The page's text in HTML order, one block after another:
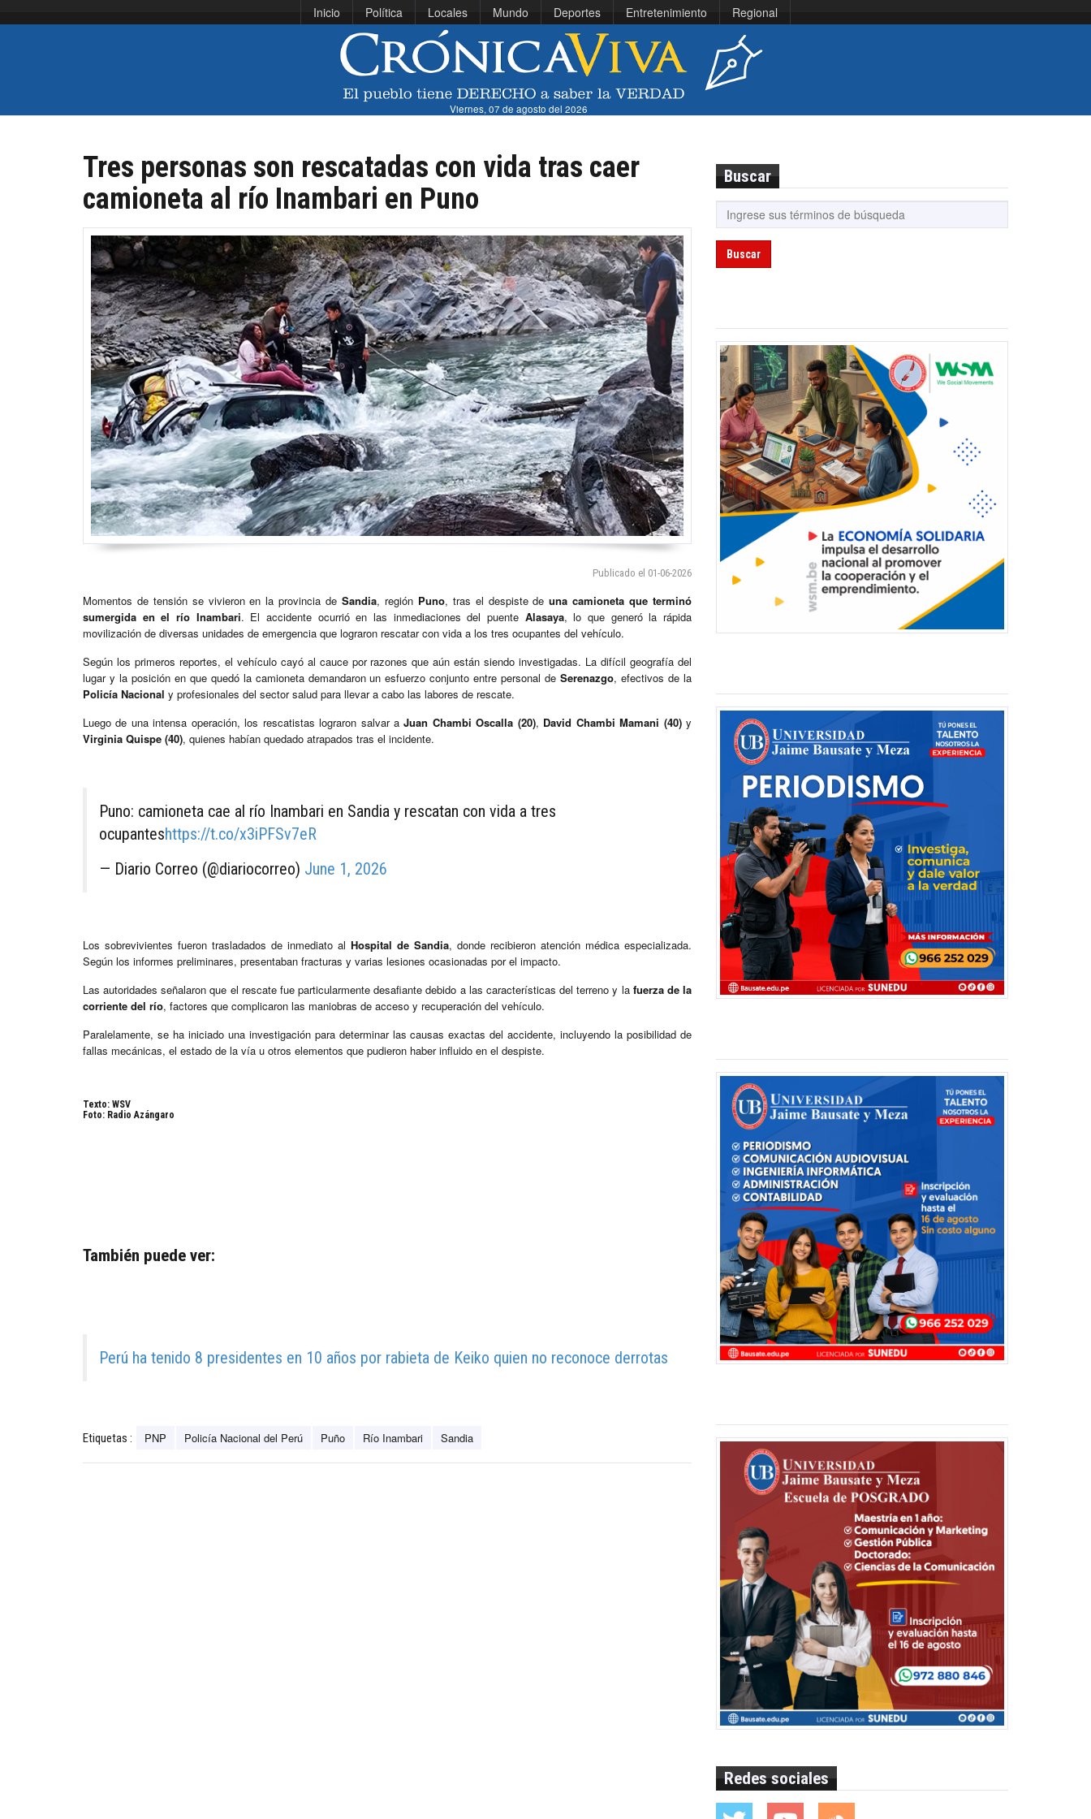
Inicio Política Locales Mundo Deportes Entretenimiento Regional
Viernes, 07 de agosto del 2026
Tres personas son rescatadas con vida tras caer
camioneta al río Inambari en Puno
Publicado el 01-06-2026
Momentos de tensión se vivieron en la provincia deSandia, región Puno, tras el despiste deuna camioneta que terminó
sumergida en el río Inambari. El accidente ocurrió en las inmediaciones del puente Alasaya, lo que generó la rápida
movilización de diversas unidades de emergencia que lograron rescatar con vida a los tres ocupantes del vehículo.
Según los primeros reportes, el vehículo cayó al cauce por razones que aún están siendo investigadas. La difícil geografía del
lugar y la posición en que quedó la camioneta demandaron un esfuerzo conjunto entre personal deSerenazgo, efectivos de la
Policía Nacional y profesionales del sector salud para llevar a cabo las labores de rescate.
Luego de una intensa operación, los rescatistas lograron salvar aJuan Chambi Oscalla (20), David Chambi Mamani (40)y
Virginia Quispe (40), quienes habían quedado atrapados tras el incidente.
Puno: camioneta cae al río Inambari en Sandia y rescatan con vida a tres
ocupanteshttps://t.co/x3iPFSv7eR
— Diario Correo (@diariocorreo) June 1, 2026
Los sobrevivientes fueron trasladados de inmediato al Hospital de Sandia, donde recibieron atención médica especializada.
Según los informes preliminares, presentaban fracturas y varias lesiones ocasionadas por el impacto.
Las autoridades señalaron que el rescate fue particularmente desafiante debido a las características del terreno y lafuerza de la
corriente del río, factores que complicaron las maniobras de acceso y recuperación del vehículo.
Paralelamente, se ha iniciado una investigación para determinar las causas exactas del accidente, incluyendo la posibilidad de
fallas mecánicas, el estado de la vía u otros elementos que pudieron haber influido en el despiste.
Texto: WSV
Foto: Radio Azángaro
También puede ver:
Perú ha tenido 8 presidentes en 10 años por rabieta de Keiko quien no reconoce derrotas
Etiquetas : PNP Policía Nacional del Perú Puño Río Inambari Sandia
Buscar
Buscar
Redes sociales